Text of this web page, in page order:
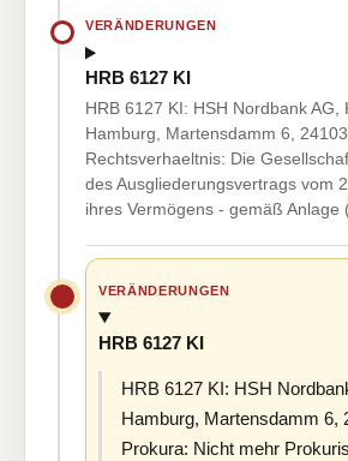
VERÄNDERUNGEN
HRB 6127 KI
HRB 6127 KI: HSH Nordbank AG,
Hamburg, Martensdamm 6,
Rechtsverhaeltnis: Die
des Ausgliederungsvertrags vom
ihres Vermögens - gemäß
VERÄNDERUNGEN
HRB 6127 KI
HRB 6127 KI: HSH
Hamburg, Martensdamm 6,
Prokura: Nicht mehr